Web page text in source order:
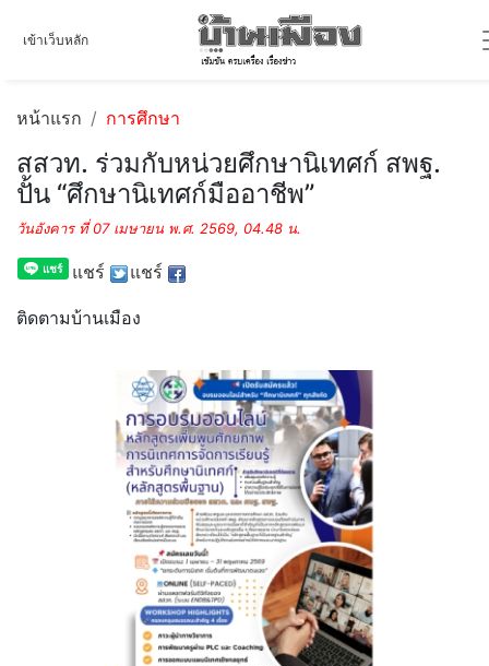
เข้าเว็บหลัก
หน้าแรก การศึกษา
สสวท. ร่วมกับหน่วยศึกษานิเทศก์ สพฐ.
ปั้น “ศึกษานิเทศก์มืออาชีพ”
วันอังคาร ที่ 07 เมษายน พ.ศ. 2569, 04.48 น.
แชร์ แชร์
ติดตามบ้านเมือง